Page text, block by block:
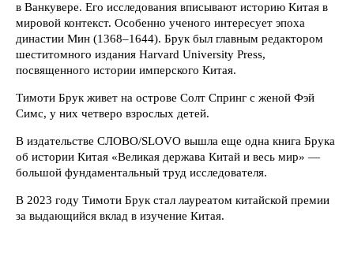
в Ванкувере. Его исследования вписывают историю Китая в
мировой контекст. Особенно ученого интересует эпоха
династии Мин (1368–1644). Брук был главным редактором
шеститомного издания Harvard University Press,
посвященного истории имперского Китая.
Тимоти Брук живет на острове Солт Спринг с женой Фэй
Симс, у них четверо взрослых детей.
В издательстве СЛОВО/SLOVO вышла еще одна книга Брука
об истории Китая «Великая держава Китай и весь мир» —
большой фундаментальный труд исследователя.
В 2023 году Тимоти Брук стал лауреатом китайской премии
за выдающийся вклад в изучение Китая.